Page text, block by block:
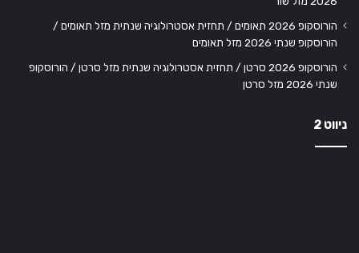
הורוסקופ 2026 תאומים / תחזית אסטרולוגיה שנתית מזל תאומים /
הורוסקופ שנתי 2026 מזל תאומים
הורוסקופ 2026 סרטן / תחזית אסטרולוגיה שנתית מזל סרטן / הורוסקופ
שנתי 2026 מזל סרטן
ניווט 2